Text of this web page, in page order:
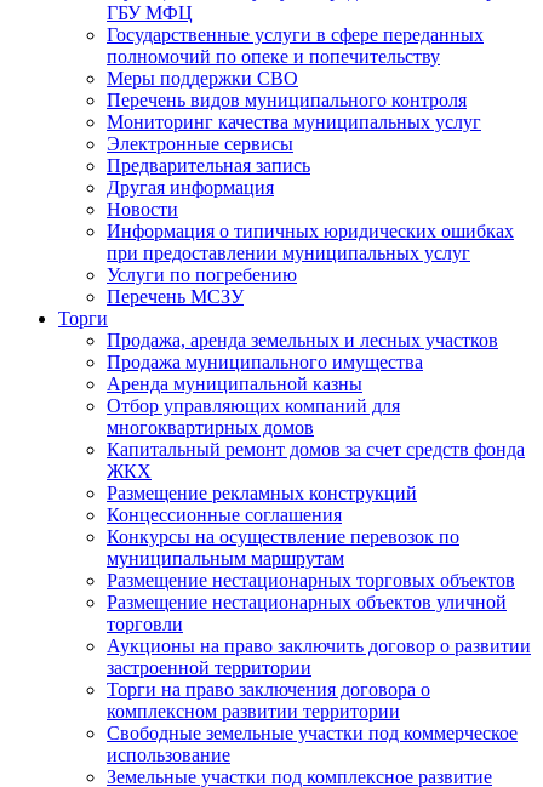
ГБУ МФЦ
Государственные услуги в сфере переданных
полномочий по опеке и попечительству
Меры поддержки СВО
Перечень видов муниципального контроля
Мониторинг качества муниципальных услуг
Электронные сервисы
Предварительная запись
Другая информация
Новости
Информация о типичных юридических ошибках
при предоставлении муниципальных услуг
Услуги по погребению
Перечень МСЗУ
Торги
Продажа, аренда земельных и лесных участков
Продажа муниципального имущества
Аренда муниципальной казны
Отбор управляющих компаний для
многоквартирных домов
Капитальный ремонт домов за счет средств фонда
ЖКХ
Размещение рекламных конструкций
Концессионные соглашения
Конкурсы на осуществление перевозок по
муниципальным маршрутам
Размещение нестационарных торговых объектов
Размещение нестационарных объектов уличной
торговли
Аукционы на право заключить договор о развитии
застроенной территории
Торги на право заключения договора о
комплексном развитии территории
Свободные земельные участки под коммерческое
использование
Земельные участки под комплексное развитие